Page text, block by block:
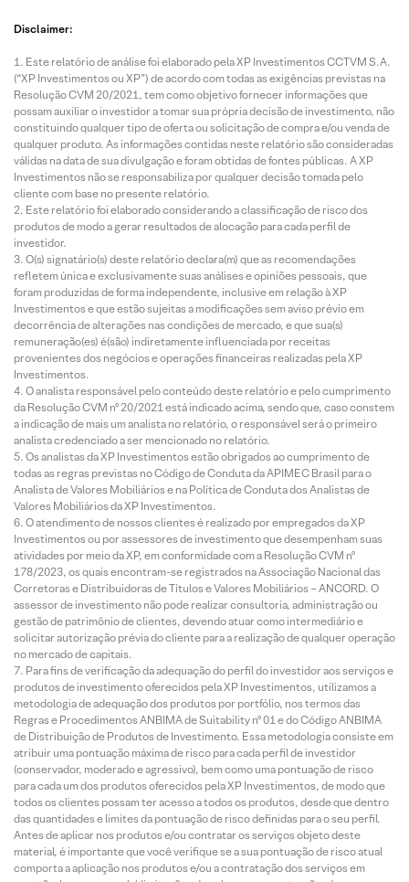
Disclaimer:
Este relatório de análise foi elaborado pela XP Investimentos CCTVM S.A.
(“XP Investimentos ou XP”) de acordo com todas as exigências previstas na
Resolução CVM 20/2021, tem como objetivo fornecer informações que
possam auxiliar o investidor a tomar sua própria decisão de investimento, não
constituindo qualquer tipo de oferta ou solicitação de compra e/ou venda de
qualquer produto. As informações contidas neste relatório são consideradas
válidas na data de sua divulgação e foram obtidas de fontes públicas. A XP
Investimentos não se responsabiliza por qualquer decisão tomada pelo
cliente com base no presente relatório.
Este relatório foi elaborado considerando a classificação de risco dos
produtos de modo a gerar resultados de alocação para cada perfil de
investidor.
O(s) signatário(s) deste relatório declara(m) que as recomendações
refletem única e exclusivamente suas análises e opiniões pessoais, que
foram produzidas de forma independente, inclusive em relação à XP
Investimentos e que estão sujeitas a modificações sem aviso prévio em
decorrência de alterações nas condições de mercado, e que sua(s)
remuneração(es) é(são) indiretamente influenciada por receitas
provenientes dos negócios e operações financeiras realizadas pela XP
Investimentos.
O analista responsável pelo conteúdo deste relatório e pelo cumprimento
da Resolução CVM nº 20/2021 está indicado acima, sendo que, caso constem
a indicação de mais um analista no relatório, o responsável será o primeiro
analista credenciado a ser mencionado no relatório.
Os analistas da XP Investimentos estão obrigados ao cumprimento de
todas as regras previstas no Código de Conduta da APIMEC Brasil para o
Analista de Valores Mobiliários e na Política de Conduta dos Analistas de
Valores Mobiliários da XP Investimentos.
O atendimento de nossos clientes é realizado por empregados da XP
Investimentos ou por assessores de investimento que desempenham suas
atividades por meio da XP, em conformidade com a Resolução CVM nº
178/2023, os quais encontram-se registrados na Associação Nacional das
Corretoras e Distribuidoras de Títulos e Valores Mobiliários – ANCORD. O
assessor de investimento não pode realizar consultoria, administração ou
gestão de patrimônio de clientes, devendo atuar como intermediário e
solicitar autorização prévia do cliente para a realização de qualquer operação
no mercado de capitais.
Para fins de verificação da adequação do perfil do investidor aos serviços e
produtos de investimento oferecidos pela XP Investimentos, utilizamos a
metodologia de adequação dos produtos por portfólio, nos termos das
Regras e Procedimentos ANBIMA de Suitability nº 01 e do Código ANBIMA
de Distribuição de Produtos de Investimento. Essa metodologia consiste em
atribuir uma pontuação máxima de risco para cada perfil de investidor
(conservador, moderado e agressivo), bem como uma pontuação de risco
para cada um dos produtos oferecidos pela XP Investimentos, de modo que
todos os clientes possam ter acesso a todos os produtos, desde que dentro
das quantidades e limites da pontuação de risco definidas para o seu perfil.
Antes de aplicar nos produtos e/ou contratar os serviços objeto deste
material, é importante que você verifique se a sua pontuação de risco atual
comporta a aplicação nos produtos e/ou a contratação dos serviços em